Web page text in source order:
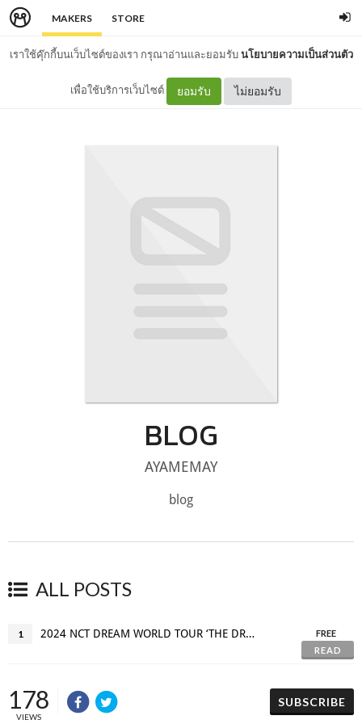
MAKERS STORE
เราใช้คุ๊กกี้บนเว็บไซต์ของเรา กรุณาอ่านและยอมรับนโยบายความเป็นส่วนตัว
เพื่อใช้บริการเว็บไซต์ ยอมรับ ไม่ยอมรับ
BLOG
AYAMEMAY
blog
ALL POSTS
1 2024 NCT DREAM WORLD TOUR ‘THE DREAM SHOW 3: DREAM()SCAPE’ in BANGKOK
FREE
READ
178
VIEWS
SUBSCRIBE